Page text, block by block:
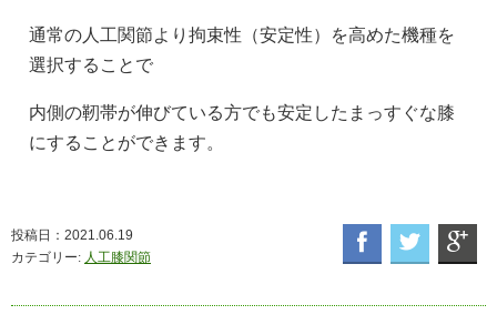
通常の人工関節より拘束性（安定性）を高めた機種を
選択することで
内側の靭帯が伸びている方でも安定したまっすぐな膝
にすることができます。
投稿日：2021.06.19
カテゴリー: 人工膝関節